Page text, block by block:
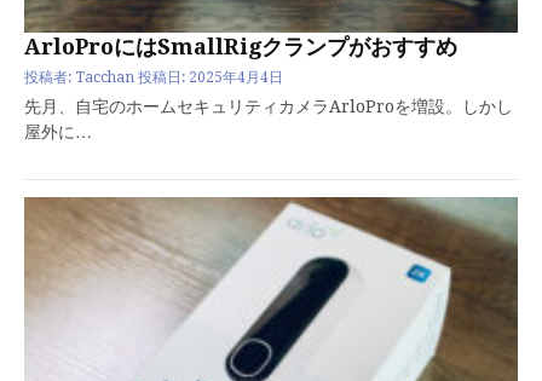
ArloProにはSmallRigクランプがおすすめ
投稿者: Tacchan 投稿日: 2025年4月4日
先月、自宅のホームセキュリティカメラArloProを増設。しかし
屋外に…